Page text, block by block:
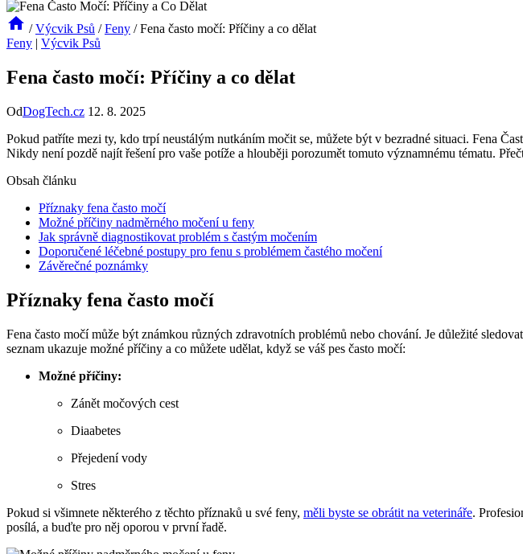
/ Výcvik Psů / Feny / Fena často močí: Příčiny a co dělat
Feny | Výcvik Psů
Fena často močí: Příčiny a co dělat
OdDogTech.cz 12. 8. 2025
Pokud patříte mezi ty, kdo trpí neustálým nutkáním močit se, můžete být v bezradné situaci. Fena
Nikdy není pozdě najít řešení pro vaše potíže a hlouběji porozumět tomuto významnému tématu.
Obsah článku
Příznaky fena často močí
Možné příčiny nadměrného močení u feny
Jak správně diagnostikovat problém s častým močením
Doporučené léčebné postupy pro fenu s problémem častého močení
Závěrečné poznámky
Příznaky fena často močí
Fena často močí může být známkou různých zdravotních problémů nebo chování. Je důležité
seznam ukazuje možné příčiny a co můžete udělat, když se váš pes často močí:
Možné příčiny:
Zánět močových cest
Diaabetes
Přejedení vody
Stres
Pokud si všimnete některého z těchto příznaků u své feny, měli byste se obrátit na veterináře.
posílá, a buďte pro něj oporou v první řadě.